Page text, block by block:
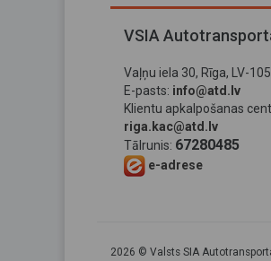
VSIA
Vaļņu iela 30, Rīga, LV-
E-pasts: info@atd.lv
Klientu apkalpošanas
riga.kac@atd.lv
Tālrunis: 67280485
e-adrese
2026 © Valsts SIA